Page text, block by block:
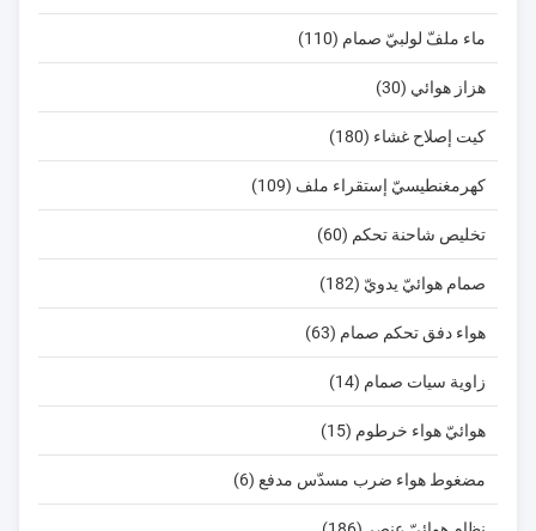
ماء ملفّ لولبيّ صمام (110)
هزاز هوائي (30)
كيت إصلاح غشاء (180)
كهرمغنطيسيّ إستقراء ملف (109)
تخليص شاحنة تحكم (60)
صمام هوائيّ يدويّ (182)
هواء دفق تحكم صمام (63)
زاوية سيات صمام (14)
هوائيّ هواء خرطوم (15)
مضغوط هواء ضرب مسدّس مدفع (6)